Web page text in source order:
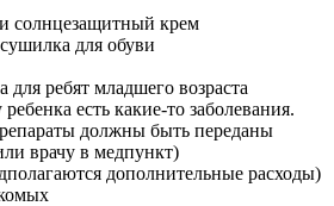
солнцезащитный крем
для обуви
ребят младшего возраста
есть какие-то заболевания.
должны быть переданы
врачу в медпункт)
дополнительные расходы)